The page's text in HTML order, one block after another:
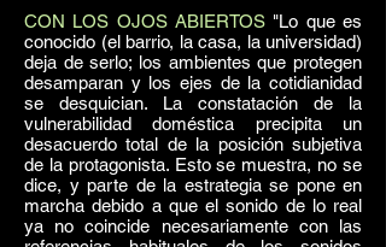
CON LOS OJOS ABIERTOS "Lo que es
conocido (el barrio, la casa, la universidad)
deja de serlo; los ambientes que protegen
desamparan y los ejes de la cotidianidad
se desquician. La constatación de la
vulnerabilidad doméstica precipita un
desacuerdo total de la posición subjetiva
de la protagonista. Esto se muestra, no se
dice, y parte de la estrategia se pone en
marcha debido a que el sonido de lo real
ya no coincide necesariamente con las